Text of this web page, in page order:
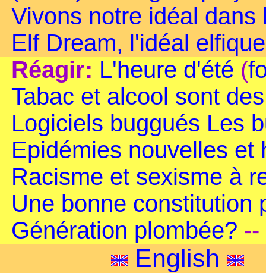
Vivons notre idéal
Elf Dream, l'idéal elfique
Réagir: L'heure d'été (
Tabac et alcool sont
Logiciels buggués Les
Epidémies nouvelles et
Racisme et sexisme à
Une bonne constitution
Génération plombée? --
English